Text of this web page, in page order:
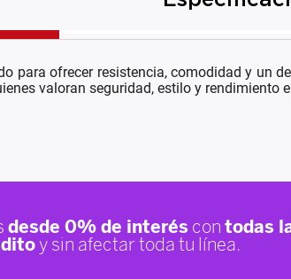
para ofrecer resistencia, comodidad y un
valoran seguridad, estilo y rendimiento